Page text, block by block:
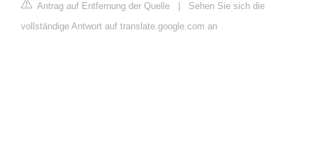
Antrag auf Entfernung der Quelle
Sehen Sie sich die
vollständige Antwort auf translate.google.com an